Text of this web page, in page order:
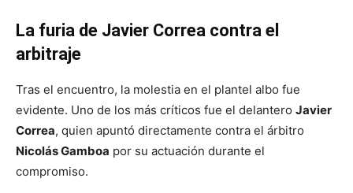
La furia de Javier Correa contra el
arbitraje
Tras el encuentro, la molestia en el plantel albo fue
evidente. Uno de los más críticos fue el delantero Javier
Correa, quien apuntó directamente contra el árbitro
Nicolás Gamboa por su actuación durante el
compromiso.